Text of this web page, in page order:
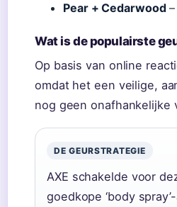
Pear + Cedarwood–
Wat is de populairste
Op basis van online
omdat het een veilige,
nog geen onafhankelijke
DE GEURSTRATEGIE
AXE schakelde voor
goedkope ‘body